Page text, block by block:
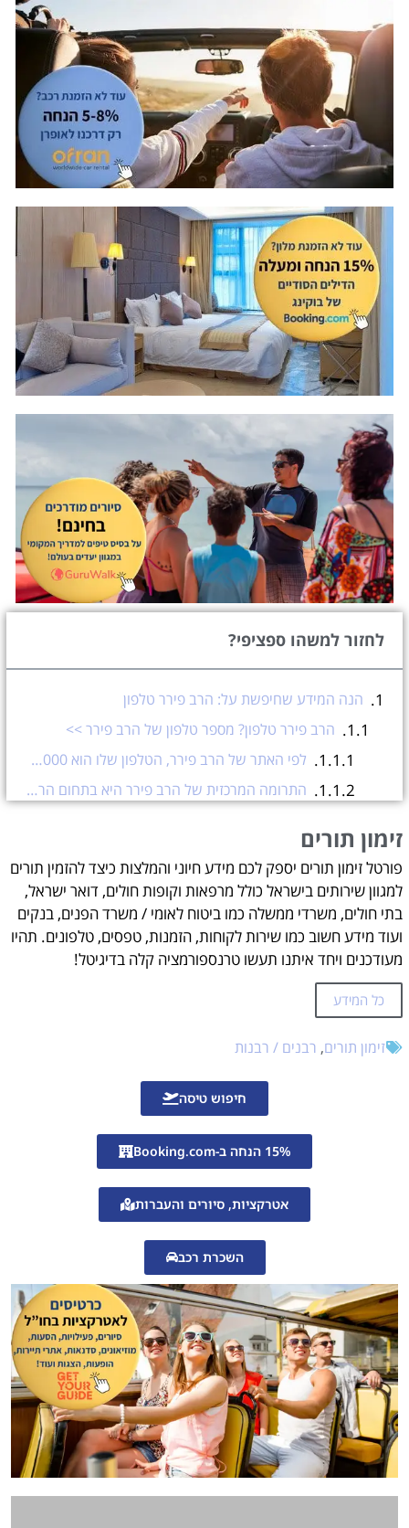
לחזור למשהו ספציפי?
הנה המידע שחיפשת על: הרב פירר טלפון
הרב פירר טלפון? מספר טלפון של הרב פירר >>
לפי האתר של הרב פירר, הטלפון שלו הוא 03-5777000 ואתם צריכים ללחוץ על שלוחה מספר אחת.
התרומה המרכזית של הרב פירר היא בתחום הרפואי ובעזרה לחולים דרך עמותת “עזרה למרפא”.
להלן כמה דברים חשובים לדעת על הרב פירר:
למידע נוסף על הרב פירר והסבר כיצד קובעים תור אל הרב פירר לשיחה או התייעצות לחצו פה!!
זימון תורים
עזרה בהזמנת תורים אונליין?
זימון תורים
פורטל זימון תורים יספק לכם מידע חיוני והמלצות כיצד להזמין תורים
למגוון שירותים בישראל כולל מרפאות וקופות חולים, דואר ישראל,
בתי חולים, משרדי ממשלה כמו ביטוח לאומי / משרד הפנים, בנקים
ועוד מידע חשוב כמו שירות לקוחות, הזמנות, טפסים, טלפונים. תהיו
מעודכנים ויחד איתנו תעשו טרנספורמציה קלה בדיגיטל!
כל המידע
זימון תורים, רבנים / רבנות
חיפוש טיסה
15% הנחה ב-Booking.com
אטרקציות, סיורים והעברות
השכרת רכב